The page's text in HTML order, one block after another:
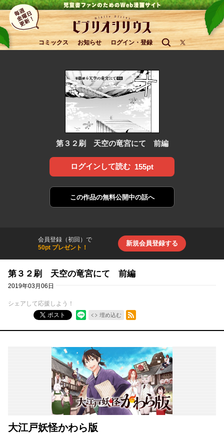
コミックス お知らせ ログイン・登録
第３２刷 天空の竜宮にて 前編
ログインして読む 155pt
この作品の無料公開中の話へ
会員登録（初回）で
50pt プレゼント！
新規会員登録する
第３２刷 天空の竜宮にて 前編
2019年03月06日
シェアして応援しよう！
ポスト
埋め込む
RSSフィード
大江戸妖怪かわら版